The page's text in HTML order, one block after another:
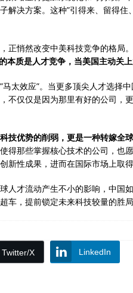
解决方案。这种”引得来、留得
正悄然改变中美科技竞争的格局
本质是人才竞争，当美国主动关
太效应”。当更多顶尖人才选择
不仅仅是因为那里有好的公司，
技优势的削弱，更是一种转嫁全球
得那些掌握核心技术的公司，也
新性成果，进而在国际市场上取得
人才流动产生不小的影响，中国
车，提前锁定未来科技较量的胜局
Twitter/X LinkedIn